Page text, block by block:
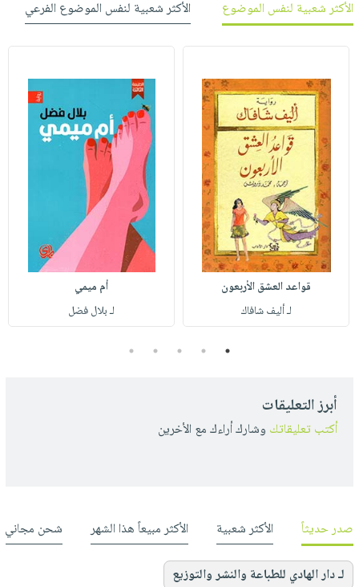
الأكثر شعبية لنفس الموضوع الأكثر شعبية لنفس الموضوع الفرعي
قواعد العشق الأربعون
لـ أليف شافاك
أم ميمي
لـ بلال فضل
1
2
3
4
5
أبرز التعليقات
أكتب تعليقاتك وشارك أراءك مع الأخرين
صدر حديثاً الأكثر شعبية الأكثر مبيعاً هذا الشهر شحن مجاني
لـ دار الهادي للطباعة والنشر والتوزيع